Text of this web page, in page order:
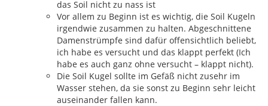
das Soil nicht zu nass ist
Vor allem zu Beginn ist es wichtig, die Soil Kugeln
irgendwie zusammen zu halten. Abgeschnittene
Damenstrümpfe sind dafür offensichtlich beliebt,
ich habe es versucht und das klappt perfekt (Ich
habe es auch ganz ohne versucht – klappt nicht).
Die Soil Kugel sollte im Gefäß nicht zusehr im
Wasser stehen, da sie sonst zu Beginn sehr leicht
auseinander fallen kann.